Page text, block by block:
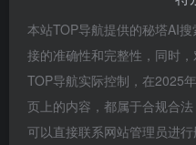
本站TOP导航提供的秘塔AI
接的准确性和完整性，同时
TOP导航实际控制，在2025
页上的内容，都属于合规合
可以直接联系网站管理员进